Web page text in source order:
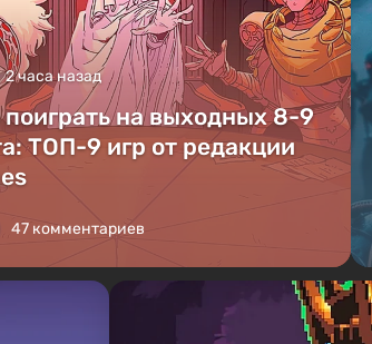
2 часа назад
поиграть на выходных 8-9
ТОП-9 игр от редакции
47 комментариев